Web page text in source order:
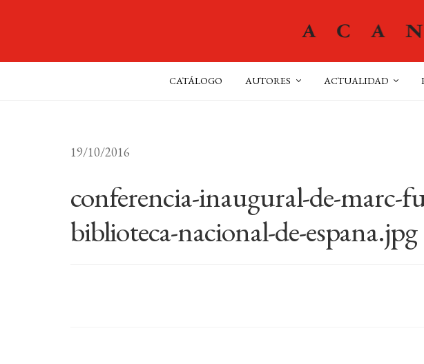
CATÁLOGO AUTORES ACTUALIDAD
19/10/2016
conferencia-inaugural-de-marc-
biblioteca-nacional-de-espana.jpg